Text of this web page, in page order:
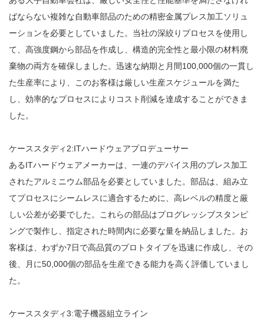
ばならない複雑な自動車部品のための精密金属プレス加工ソリュ
ーションを必要としていました。当社の深絞りプロセスを使用し
て、高強度鋼から部品を作成し、構造的完全性と最小限の材料廃
棄物の両方を確保しました。迅速な納期と月間100,000個の一貫し
た生産率により、このお客様は厳しい生産スケジュールを満た
し、効率的なプロセスによりコスト削減を達成することができま
した。
ケーススタディ2:ITハードウェアプロデューサー
あるITハードウェアメーカーは、一連のデバイス用のプレス加工
されたアルミニウム部品を必要としていました。部品は、組み立
てプロセスにシームレスに適合するために、高レベルの精度と厳
しい公差が必要でした。これらの部品はプログレッシブスタンピ
ングで製作し、指定された時間内に必要な量を納品しました。お
客様は、わずか7日で高品質のプロトタイプを迅速に作成し、その
後、月に50,000個の部品を生産できる能力を高く評価していまし
た。
ケーススタディ3:電子機器組立ライン